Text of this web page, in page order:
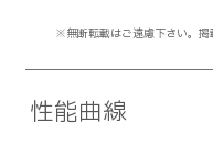
※無断転載はご遠慮下さい。掲
性能曲線